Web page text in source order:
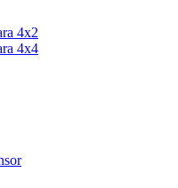
4x2
4x4